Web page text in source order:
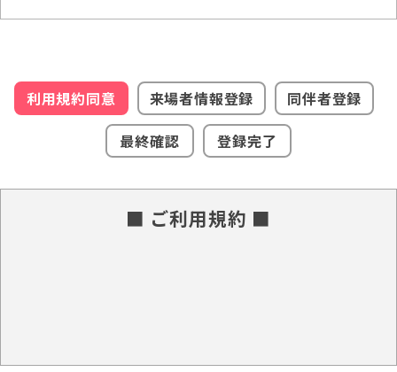
利用規約同意 来場者情報登録
同伴者登録
最終確認
登録完了
■ ご利用規約 ■